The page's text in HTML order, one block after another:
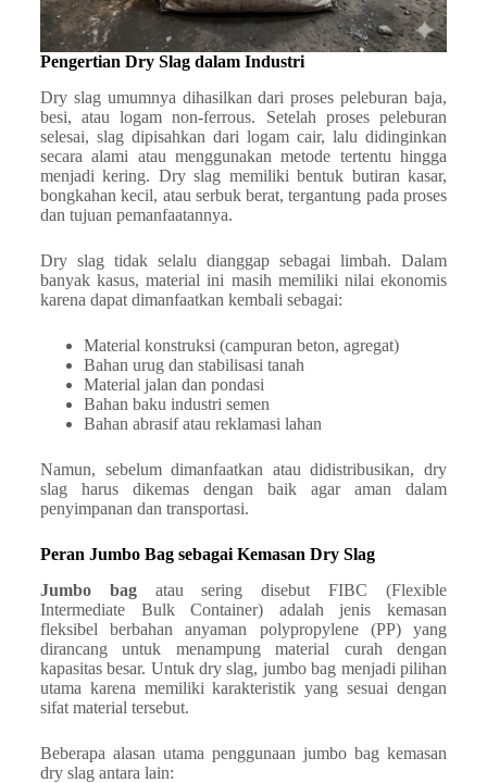
Pengertian Dry Slag dalam Industri
Dry slag umumnya dihasilkan dari proses peleburan baja,
besi, atau logam non-ferrous. Setelah proses peleburan
selesai, slag dipisahkan dari logam cair, lalu didinginkan
secara alami atau menggunakan metode tertentu hingga
menjadi kering. Dry slag memiliki bentuk butiran kasar,
bongkahan kecil, atau serbuk berat, tergantung pada proses
dan tujuan pemanfaatannya.
Dry slag tidak selalu dianggap sebagai limbah. Dalam
banyak kasus, material ini masih memiliki nilai ekonomis
karena dapat dimanfaatkan kembali sebagai:
Material konstruksi (campuran beton, agregat)
Bahan urug dan stabilisasi tanah
Material jalan dan pondasi
Bahan baku industri semen
Bahan abrasif atau reklamasi lahan
Namun, sebelum dimanfaatkan atau didistribusikan, dry
slag harus dikemas dengan baik agar aman dalam
penyimpanan dan transportasi.
Peran Jumbo Bag sebagai Kemasan Dry Slag
Jumbo bagatau sering disebut FIBC (Flexible
Intermediate Bulk Container) adalah jenis kemasan
fleksibel berbahan anyaman polypropylene (PP) yang
dirancang untuk menampung material curah dengan
kapasitas besar. Untuk dry slag, jumbo bag menjadi pilihan
utama karena memiliki karakteristik yang sesuai dengan
sifat material tersebut.
Beberapa alasan utama penggunaan jumbo bag kemasan
dry slag antara lain: